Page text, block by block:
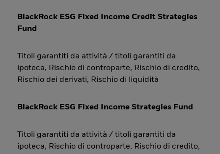
BlackRock ESG Fixed Income Credit Strategies
Fund
Titoli garantiti da attività / titoli garantiti da
ipoteca, Rischio di controparte, Rischio di credito,
Rischio dei derivati, Rischio di liquidità
BlackRock ESG Fixed Income Strategies Fund
Titoli garantiti da attività / titoli garantiti da
ipoteca, Rischio di controparte, Rischio di credito,